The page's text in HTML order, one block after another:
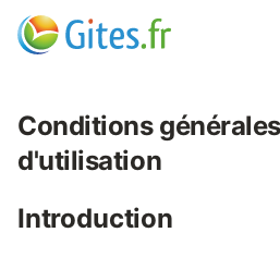
Conditions
d'utilisation
Introduction